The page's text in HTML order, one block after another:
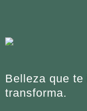
Belleza que
transforma.